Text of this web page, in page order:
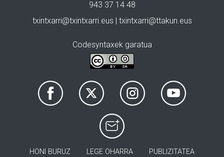
943 37 14 48
txintxarri@txintxarri.eus | txintxarri@ttakun.eus
Codesyntaxek garatua
HONI BURUZ LEGE OHARRA PUBLIZITATEA